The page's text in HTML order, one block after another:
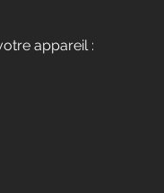
appareil :